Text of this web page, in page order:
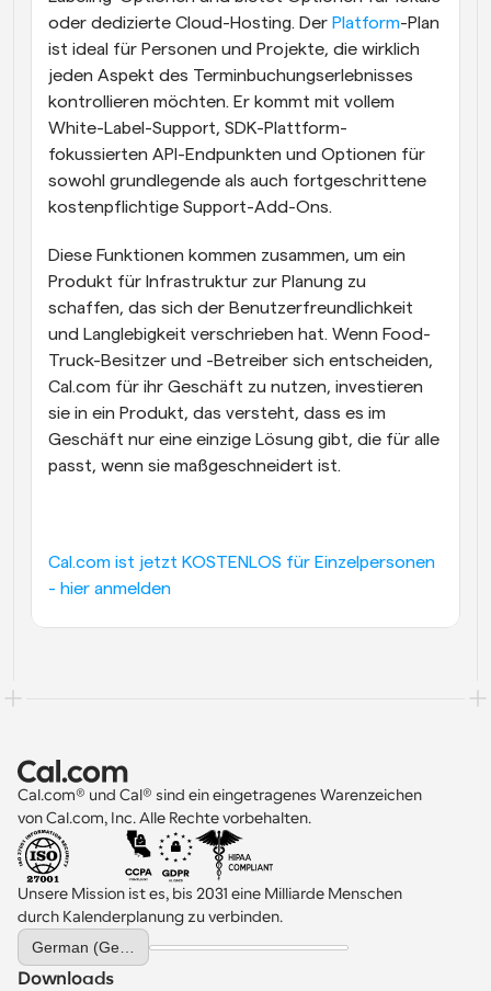
oder dedizierte Cloud-Hosting. Der Platform-Plan
ist ideal für Personen und Projekte, die wirklich
jeden Aspekt des Terminbuchungserlebnisses
kontrollieren möchten. Er kommt mit vollem
White-Label-Support, SDK-Plattform-
fokussierten API-Endpunkten und Optionen für
sowohl grundlegende als auch fortgeschrittene
kostenpflichtige Support-Add-Ons.
Diese Funktionen kommen zusammen, um ein
Produkt für Infrastruktur zur Planung zu
schaffen, das sich der Benutzerfreundlichkeit
und Langlebigkeit verschrieben hat. Wenn Food-
Truck-Besitzer und -Betreiber sich entscheiden,
Cal.com für ihr Geschäft zu nutzen, investieren
sie in ein Produkt, das versteht, dass es im
Geschäft nur eine einzige Lösung gibt, die für alle
passt, wenn sie maßgeschneidert ist.
Cal.com ist jetzt KOSTENLOS für Einzelpersonen
- hier anmelden
Cal.com® und Cal® sind ein eingetragenes Warenzeichen
von Cal.com, Inc. Alle Rechte vorbehalten.
Unsere Mission ist es, bis 2031 eine Milliarde Menschen
durch Kalenderplanung zu verbinden.
Select Language
Downloads